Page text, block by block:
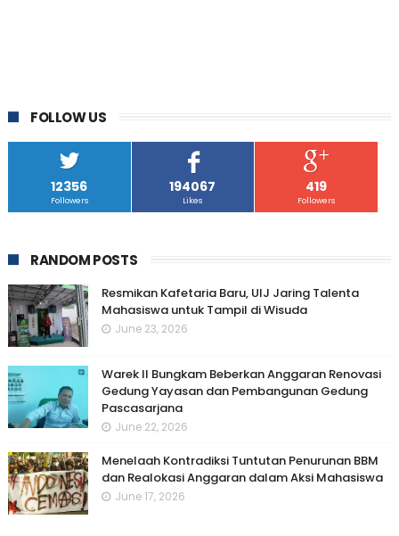
FOLLOW US
12356
Followers
194067
Likes
419
Followers
RANDOM POSTS
Resmikan Kafetaria Baru, UIJ Jaring Talenta
Mahasiswa untuk Tampil di Wisuda
June 23, 2026
Warek II Bungkam Beberkan Anggaran Renovasi
Gedung Yayasan dan Pembangunan Gedung
Pascasarjana
June 22, 2026
Menelaah Kontradiksi Tuntutan Penurunan BBM
dan Realokasi Anggaran dalam Aksi Mahasiswa
June 17, 2026